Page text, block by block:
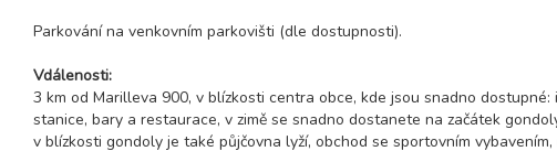
Parkování na venkovním parkovišti (dle dostupnosti).
Vdálenosti:
3 km od Marilleva 900, v blízkosti centra obce, kde jsou snadno
stanice, bary a restaurace, v zimě se snadno dostanete na začátek
v blízkosti gondoly je také půjčovna lyží, obchod se sportovním